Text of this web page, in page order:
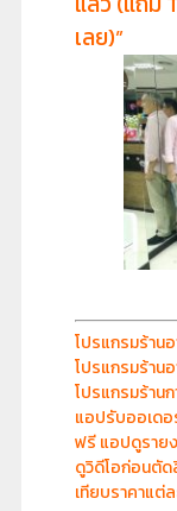
เลย)”
โปรแกรมร้าน
โปรแกรมร้าน
โปรแกรมร้าน
แอปรับออเดอ
ฟรี แอปดูราย
ดูวิดีโอก่อนตัด
เทียบราคาแต่